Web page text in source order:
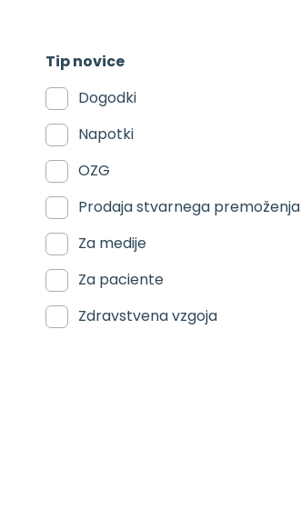
Tip novice
Dogodki
Napotki
OZG
Prodaja stvarnega premoženja
Za medije
Za paciente
Zdravstvena vzgoja